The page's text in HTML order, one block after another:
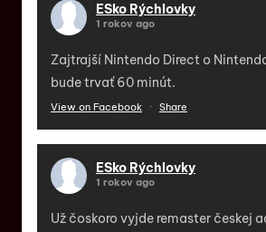
ESko Rýchlovky
1 rokov ago
Zajtrajší Nintendo Direct o
bude trvať 60 minút.
View on Facebook · Share
ESko Rýchlovky
1 rokov ago
Už čoskoro vyjde remaster českej